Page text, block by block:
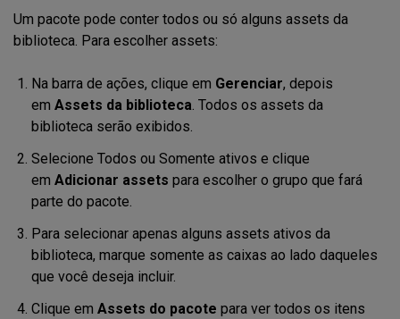
Um pacote pode conter todos ou só alguns assets da
biblioteca. Para escolher assets:
Na barra de ações, clique em Gerenciar, depois
em Assets da biblioteca. Todos os assets da
biblioteca serão exibidos.
Selecione Todos ou Somente ativos e clique
em Adicionar assets para escolher o grupo que fará
parte do pacote.
Para selecionar apenas alguns assets ativos da
biblioteca, marque somente as caixas ao lado daqueles
que você deseja incluir.
Clique em Assets do pacote para ver todos os itens